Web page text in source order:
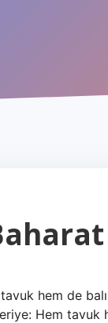
hem de
Hem tavuk